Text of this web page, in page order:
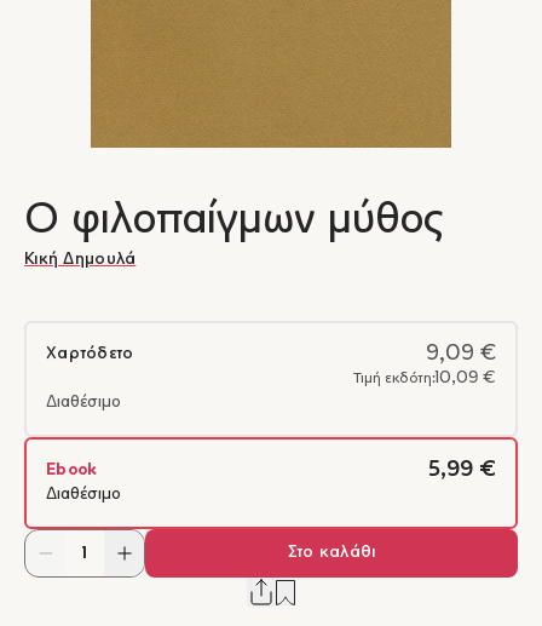
Ο φιλοπαίγμων μύθος
Κική Δημουλά
Χαρτόδετο 9,09 €
Τιμή εκδότη: 10,09 €
Διαθέσιμο
Ebook 5,99 €
Διαθέσιμο
Στο καλάθι